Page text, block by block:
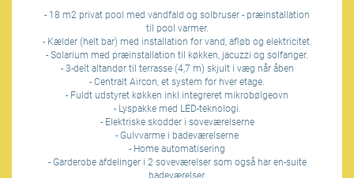
- 18 m2 privat pool med vandfald og solbruser - præinstallation
til pool varmer.
- Kælder (helt bar) med installation for vand, afløb og elektricitet.
- Solarium med præinstallation til køkken, jacuzzi og solfanger.
- 3-delt altandør til terrasse (4,7 m) skjult i væg når åben
- Centralt Aircon, et system for hver etage.
- Fuldt udstyret køkken inkl integreret mikrobølgeovn
- Lyspakke med LED-teknologi.
- Elektriske skodder i soveværelserne
- Gulvvarme i badeværelserne
- Home automatisering
- Garderobe afdelinger i 2 soveværelser som også har en-suite
badeværelser.